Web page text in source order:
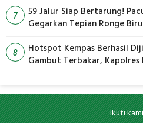
7
59 Jalur Siap Bertarung!
Gegarkan Tepian Ronge Biru
8
Hotspot Kempas Berhasil
Gambut Terbakar, Kapolres
Ikuti